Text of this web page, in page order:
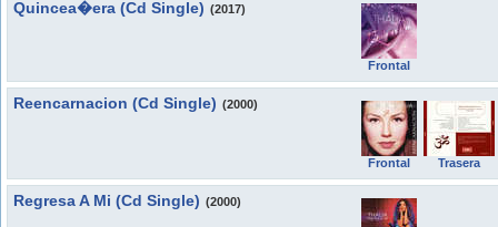
Quincea�era (Cd Single) (2017)
Frontal
Reencarnacion (Cd Single) (2000)
Frontal Trasera
Regresa A Mi (Cd Single) (2000)